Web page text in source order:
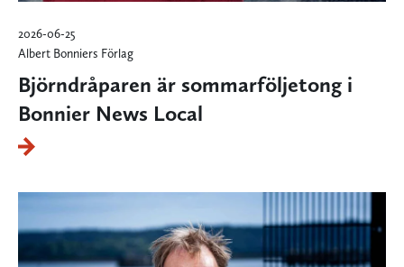
2026-06-25
Albert Bonniers Förlag
Björndråparen är sommarföljetong i
Bonnier News Local